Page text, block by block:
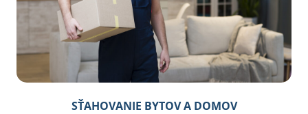
SŤAHOVANIE BYTOV A DOMOV